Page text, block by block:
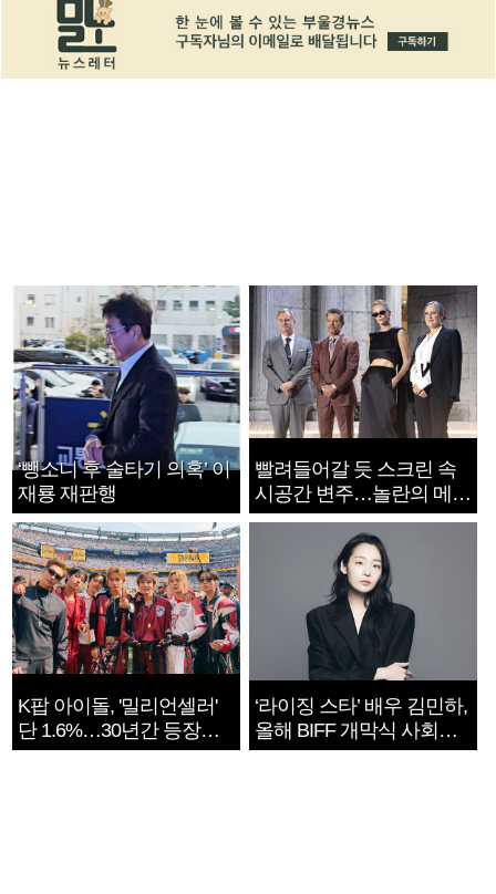
‘뺑소니 후 술타기 의혹’ 이
재룡 재판행
빨려들어갈 듯 스크린 속
시공간 변주…놀란의 메시
지는 ‘전쟁 속죄’
K팝 아이돌, '밀리언셀러'
단 1.6%…30년간 등장
1182개팀 전수조사
‘라이징 스타’ 배우 김민하,
올해 BIFF 개막식 사회자
확정